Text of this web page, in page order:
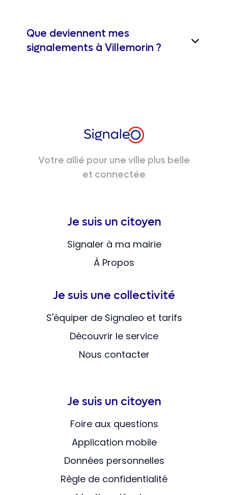
Que deviennent mes
signalements à Villemorin ?
Votre allié pour une ville plus belle
et connectée
Je suis un citoyen
Signaler à ma mairie
À Propos
Je suis une collectivité
S'équiper de Signaleo et tarifs
Découvrir le service
Nous contacter
Je suis un citoyen
Foire aux questions
Application mobile
Données personnelles
Règle de confidentialité